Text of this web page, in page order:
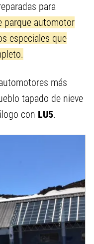
para
parque automotor
especiales que
más
tapado de nieve
con LU5.